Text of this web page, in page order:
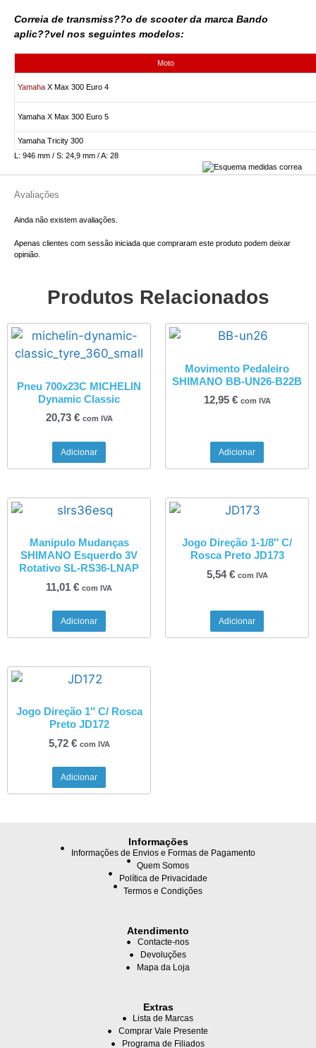
Correia de transmiss??o de scooter da marca Bando
aplic??vel nos seguintes modelos:
Moto
Yamaha X Max 300 Euro 4
Yamaha X Max 300 Euro 5
Yamaha Tricity 300
L: 946 mm / S: 24,9 mm / A: 28
Avaliações
Ainda não existem avaliações.
Apenas clientes com sessão iniciada que compraram este produto podem deixar
opinião.
Produtos Relacionados
Pneu 700x23C MICHELIN
Dynamic Classic
20,73 € com IVA
Adicionar
Movimento Pedaleiro
SHIMANO BB-UN26-B22B
12,95 € com IVA
Adicionar
Manipulo Mudanças
SHIMANO Esquerdo 3V
Rotativo SL-RS36-LNAP
11,01 € com IVA
Adicionar
Jogo Direção 1-1/8″ C/
Rosca Preto JD173
5,54€ com IVA
Adicionar
Jogo Direção 1″ C/ Rosca
Preto JD172
5,72 € com IVA
Adicionar
Informações
Informações de Envios e Formas de Pagamento
Quem Somos
Política de Privacidade
Termos e Condições
Atendimento
Contacte-nos
Devoluções
Mapa da Loja
Extras
Lista de Marcas
Comprar Vale Presente
Programa de Filiados